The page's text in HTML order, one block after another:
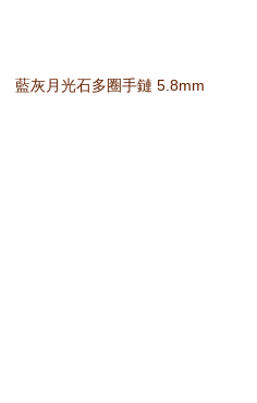
藍灰月光石多圈手鏈 5.8mm